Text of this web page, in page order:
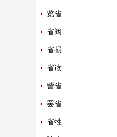
览省
省闼
省损
省读
訾省
罢省
省牲